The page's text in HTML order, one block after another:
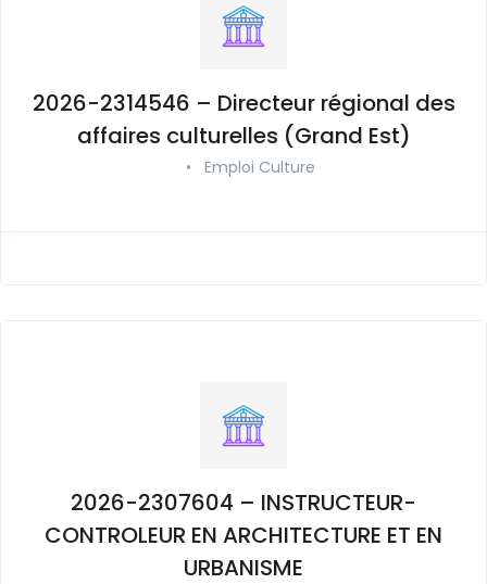
2026-2314546 – Directeur régional des
affaires culturelles (Grand Est)
• Emploi Culture
2026-2307604 – INSTRUCTEUR-
CONTROLEUR EN ARCHITECTURE ET EN
URBANISME